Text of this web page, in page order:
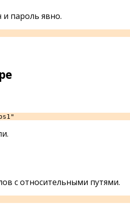
и пароль явно.
с относительными путями.